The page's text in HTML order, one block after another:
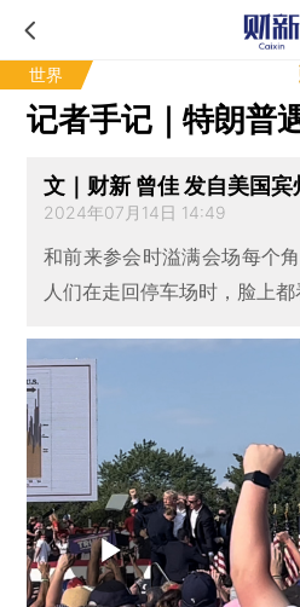
世界
记者手记｜特朗普
文｜财新 曾佳 发自美国宾
2024年07月14日 14:49
和前来参会时溢满会场每个
人们在走回停车场时，脸上